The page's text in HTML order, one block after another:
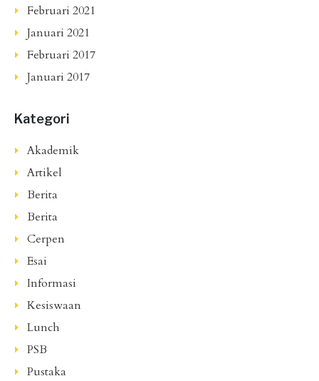
Februari 2021
Januari 2021
Februari 2017
Januari 2017
Kategori
Akademik
Artikel
Berita
Berita
Cerpen
Esai
Informasi
Kesiswaan
Lunch
PSB
Pustaka